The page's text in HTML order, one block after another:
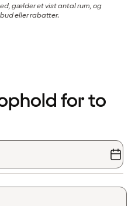
gælder et vist antal rum, og
eller rabatter.
for to